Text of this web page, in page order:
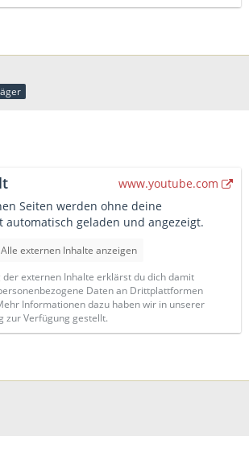
www.youtube.com
Seiten werden ohne deine
automatisch geladen und angezeigt.
Alle externen Inhalte anzeigen
externen Inhalte erklärst du dich damit
Daten an Drittplattformen
Informationen dazu haben wir in unserer
zur Verfügung gestellt.